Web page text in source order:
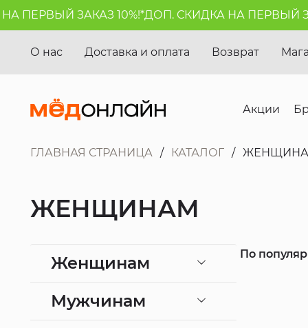
ЗАКАЗ 10%!*ДОП. СКИДКА НА ПЕРВЫЙ ЗАКАЗ
О нас Доставка и оплата Возврат
Акции
ГЛАВНАЯ СТРАНИЦА КАТАЛОГ
ЖЕНЩИНАМ
Женщинам
Мужчинам
По